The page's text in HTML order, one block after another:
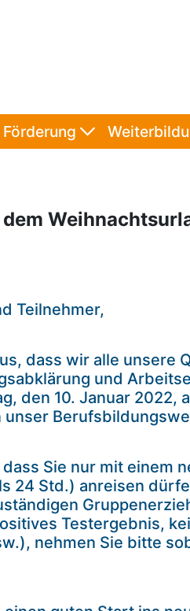
Förderung
Teilnehmer,
dass wir alle unsere
und
den 10. Januar 2022,
unser
Sie nur mit einem
24 Std.) anreisen
Testergebnis,
nehmen Sie bitte